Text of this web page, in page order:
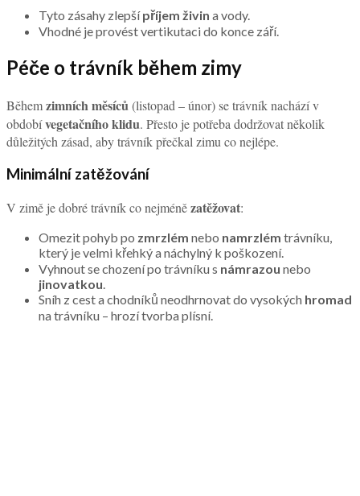
Tyto zásahy zlepšípříjem živin a vody.
Vhodné je provést vertikutaci do konce září.
Péče o trávník během zimy
Běhemzimních měsíců(listopad – únor) se trávník nachází v
obdobívegetačního klidu. Přesto je potřeba dodržovat několik
důležitých zásad, aby trávník přečkal zimu co nejlépe.
Minimální zatěžování
V zimě je dobré trávník co nejménězatěžovat:
Omezit pohyb po zmrzlém nebo namrzlém trávníku,
který je velmi křehký a náchylný k poškození.
Vyhnout se chození po trávníku s námrazou nebo
jinovatkou.
Sníh z cest a chodníků neodhrnovat do vysokých hromad
na trávníku – hrozí tvorba plísní.